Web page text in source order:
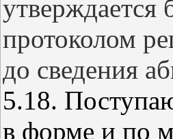
протоколом
до сведения
5.18.
в форме и по